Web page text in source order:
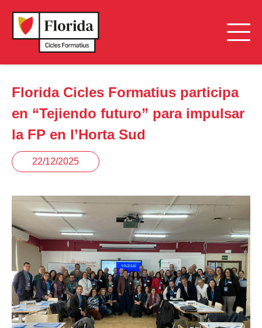
Florida Cicles Formatius participa
en “Tejiendo futuro” para impulsar
la FP en l’Horta Sud
22/12/2025